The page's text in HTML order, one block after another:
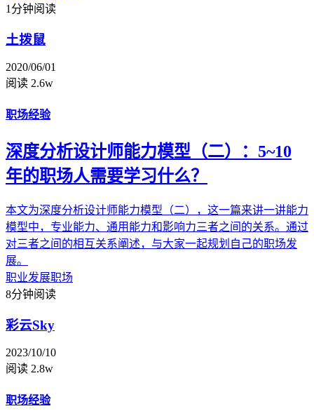
1分钟阅读
土拨鼠
2020/06/01
阅读 2.6w
职场经验
深度分析设计师能力模型（二）：5~10
年的职场人需要学习什么？
本文为深度分析设计师能力模型（二），这一篇来讲一讲能力
模型中，专业能力、通用能力和影响力三者之间的关系。通过
对三者之间的相互关系阐述，与大家一起规划自己的职场发
展。
职业发展职场
8分钟阅读
彩云Sky
2023/10/10
阅读 2.8w
职场经验